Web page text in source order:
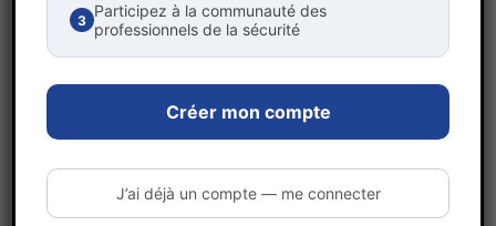
La rédaction
Sécurité des entreprises & entreprises de
sécurité
Voir toutes les publications
3 Participez à la communauté des
professionnels de la sécurité
Créer mon compte
J’ai déjà un compte — me connecter